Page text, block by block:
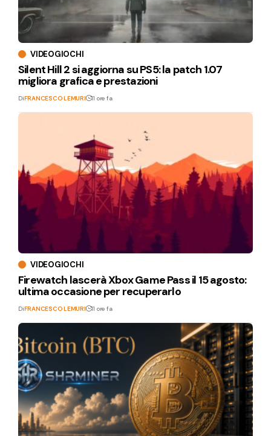
VIDEOGIOCHI
Silent Hill 2 si aggiorna su PS5: la patch 1.07
migliora grafica e prestazioni
DiFRANCESCO LEMURI 11 ore fa
VIDEOGIOCHI
Firewatch lascerà Xbox Game Pass il 15 agosto:
ultima occasione per recuperarlo
DiFRANCESCO LEMURI 11 ore fa